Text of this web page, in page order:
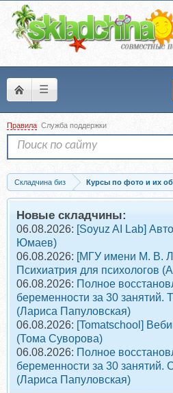
☰
Правила Служба поддержки
Складчина биз
Курсы по фото и их
Скачать Профессиональная ретушь в
Новые складчины:
06.08.2026: [Soyuz AI Lab]
Юмаев)
06.08.2026: [МГУ имени М. В.
Психиатрия для психологов
06.08.2026: Полное
беременности за 30 занятий.
(Лариса Папуловская)
06.08.2026: [Tomatschool]
(Тома Суворова)
06.08.2026: Полное
беременности за 30 занятий.
(Лариса Папуловская)